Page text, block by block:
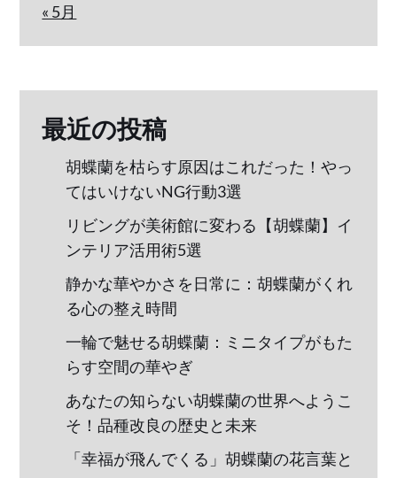
« 5月
最近の投稿
胡蝶蘭を枯らす原因はこれだった！やっ
てはいけないNG行動3選
リビングが美術館に変わる【胡蝶蘭】イ
ンテリア活用術5選
静かな華やかさを日常に：胡蝶蘭がくれ
る心の整え時間
一輪で魅せる胡蝶蘭：ミニタイプがもた
らす空間の華やぎ
あなたの知らない胡蝶蘭の世界へようこ
そ！品種改良の歴史と未来
「幸福が飛んでくる」胡蝶蘭の花言葉と